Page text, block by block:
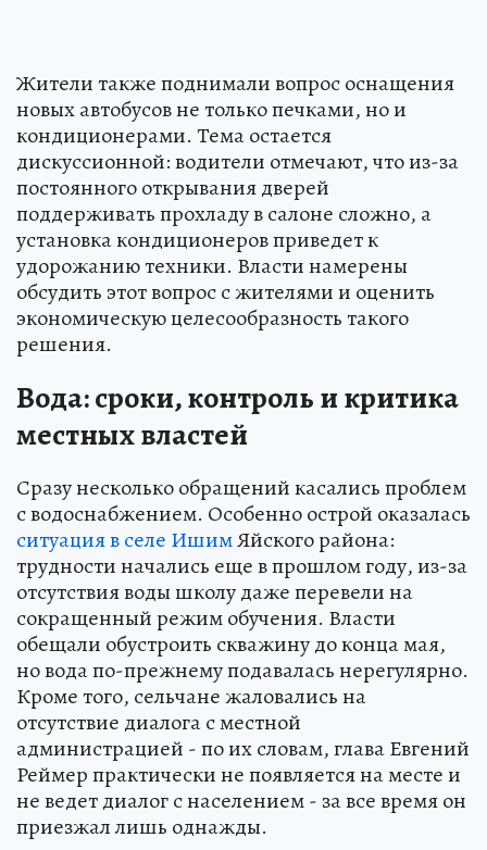
Жители также поднимали вопрос оснащения
новых автобусов не только печками, но и
кондиционерами. Тема остается
дискуссионной: водители отмечают, что из-за
постоянного открывания дверей
поддерживать прохладу в салоне сложно, а
установка кондиционеров приведет к
удорожанию техники. Власти намерены
обсудить этот вопрос с жителями и оценить
экономическую целесообразность такого
решения.
Вода: сроки, контроль и критика
местных властей
Сразу несколько обращений касались проблем
с водоснабжением. Особенно острой оказалась
ситуация в селе ИшимЯйского района:
трудности начались еще в прошлом году, из-за
отсутствия воды школу даже перевели на
сокращенный режим обучения. Власти
обещали обустроить скважину до конца мая,
но вода по-прежнему подавалась нерегулярно.
Кроме того, сельчане жаловались на
отсутствие диалога с местной
администрацией - по их словам, глава Евгений
Реймер практически не появляется на месте и
не ведет диалог с населением - за все время он
приезжал лишь однажды.